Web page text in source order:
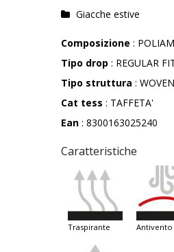
Giacche estive
Composizione :
Tipo drop : REGULAR
Tipo struttura : WOVEN
Cat tess : TAFFETA'
Ean : 8300163025240
Caratteristiche
traspirante antivento